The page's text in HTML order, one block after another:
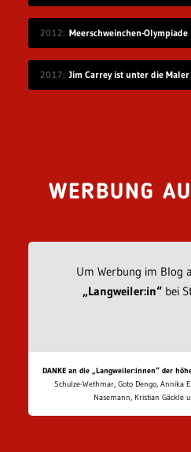
2012 Meerschweinchen-Olympiade
2017 Jim Carrey ist unter die
WERBUNG
Um Werbung im Blog
„Langweiler:in“bei
DANKE an die „Langweiler:innen“ der
Schulze-Wethmar, Goto Dengo, Annika
Nasemann, Kristian Gäckle